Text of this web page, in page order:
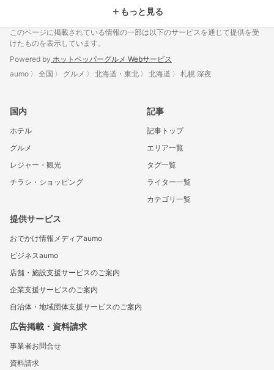
＋ もっと見る
このページに掲載されている情報の一部は以下のサービスを通じて提供を受
けたものを表示しています。
Powered by ホットペッパーグルメ Webサービス
aumo
全国 グルメ 北海道・東北 北海道 札幌 深夜
国内
ホテル
グルメ
レジャー・観光
チラシ・ショッピング
記事
記事トップ
エリア一覧
タグ一覧
ライター一覧
カテゴリ一覧
提供サービス
おでかけ情報メディアaumo
ビジネスaumo
店舗・施設支援サービスのご案内
企業支援サービスのご案内
自治体・地域団体支援サービスのご案内
広告掲載・資料請求
事業者お問合せ
資料請求